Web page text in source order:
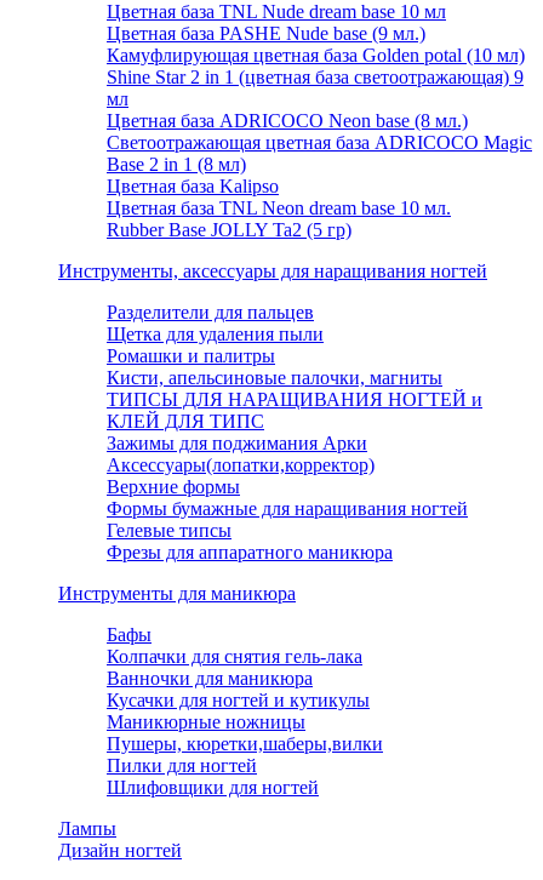
Цветная база TNL Nude dream base 10 мл
Цветная база PASHE Nude base (9 мл.)
Камуфлирующая цветная база Golden potal (10 мл)
Shine Star 2 in 1 (цветная база светоотражающая) 9
мл
Цветная база ADRICOCO Neon base (8 мл.)
Светоотражающая цветная база ADRICOCO Magic
Base 2 in 1 (8 мл)
Цветная база Kalipso
Цветная база TNL Neon dream base 10 мл.
Rubber Base JOLLY Ta2 (5 гр)
Инструменты, аксессуары для наращивания ногтей
Разделители для пальцев
Щетка для удаления пыли
Ромашки и палитры
Кисти, апельсиновые палочки, магниты
ТИПСЫ ДЛЯ НАРАЩИВАНИЯ НОГТЕЙ и
КЛЕЙ ДЛЯ ТИПС
Зажимы для поджимания Арки
Аксессуары(лопатки,корректор)
Верхние формы
Формы бумажные для наращивания ногтей
Гелевые типсы
Фрезы для аппаратного маникюра
Инструменты для маникюра
Бафы
Колпачки для снятия гель-лака
Ванночки для маникюра
Кусачки для ногтей и кутикулы
Маникюрные ножницы
Пушеры, кюретки,шаберы,вилки
Пилки для ногтей
Шлифовщики для ногтей
Лампы
Дизайн ногтей